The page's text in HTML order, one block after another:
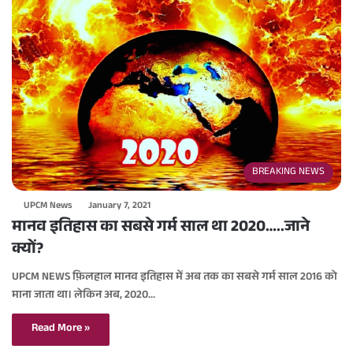
BREAKING NEWS
UPCM News January 7, 2021
मानव इतिहास का सबसे गर्म साल था 2020…..जाने
क्यों?
UPCM NEWS फ़िलहाल मानव इतिहास में अब तक का सबसे गर्म साल 2016 को
माना जाता था। लेकिन अब, 2020…
Read More »